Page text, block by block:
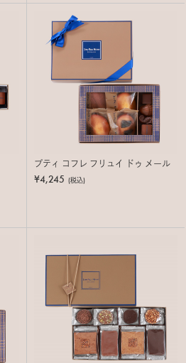
プティ コフレ フリュイ ドゥ メール
¥4,245 (税込)